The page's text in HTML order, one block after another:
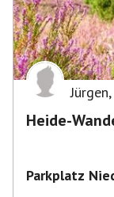
Jürgen,
Heide-
Parkplatz